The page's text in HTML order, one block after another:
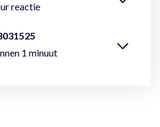
reactie
1 minuut